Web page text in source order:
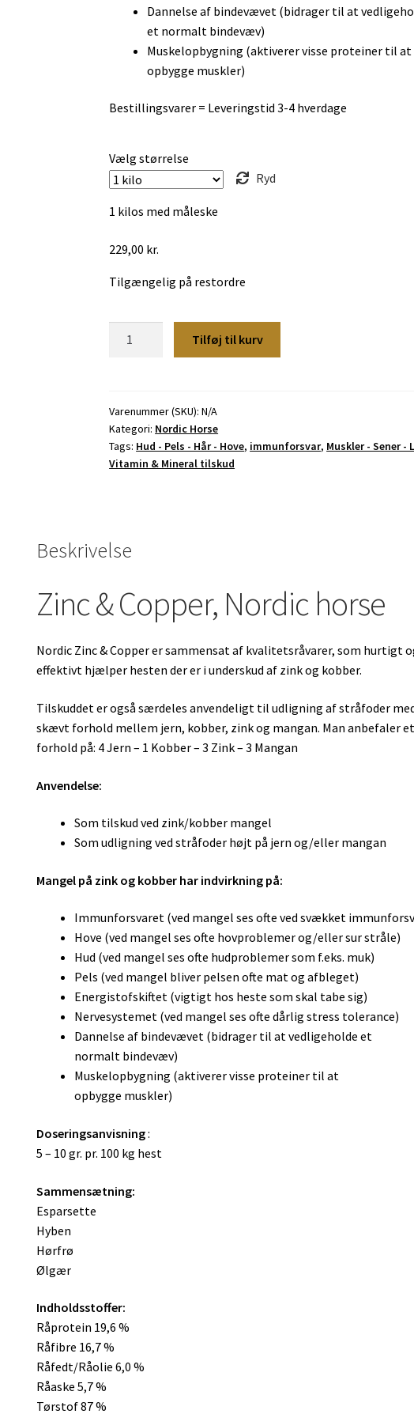
Dannelse af bindevævet (bidrager til at
et normalt bindevæv)
Muskelopbygning (aktiverer visse proteiner til at
opbygge muskler)
Bestillingsvarer = Leveringstid 3-4 hverdage
Vælg størrelse
Ryd
1 kilos med måleske
229,00 kr.
Tilgængelig på restordre
horse
antal
Tilføj til kurv
Varenummer (SKU):N/A
Kategori: Nordic Horse
Tags: Hud - Pels - Hår - Hove, immunforsvar, Muskler - Sener -
Vitamin & Mineral tilskud
Beskrivelse
Zinc & Copper, Nordic horse
Nordic Zinc & Copper er sammensat af kvalitetsråvarer, som hurtigt
effektivt hjælper hesten der er i underskud af zink og kobber.
Tilskuddet er også særdeles anvendeligt til udligning af stråfoder
skævt forhold mellem jern, kobber, zink og mangan. Man anbefaler et
forhold på: 4 Jern – 1 Kobber – 3 Zink – 3 Mangan
Anvendelse:
Som tilskud ved zink/kobber mangel
Som udligning ved stråfoder højt på jern og/eller mangan
Mangel på zink og kobber har indvirkning på:
Immunforsvaret (ved mangel ses ofte ved svækket
Hove (ved mangel ses ofte hovproblemer og/eller sur stråle)
Hud (ved mangel ses ofte hudproblemer som f.eks. muk)
Pels (ved mangel bliver pelsen ofte mat og afbleget)
Energistofskiftet (vigtigt hos heste som skal tabe sig)
Nervesystemet (ved mangel ses ofte dårlig stress tolerance)
Dannelse af bindevævet (bidrager til at vedligeholde et
normalt bindevæv)
Muskelopbygning (aktiverer visse proteiner til at
opbygge muskler)
Doseringsanvisning:
5 – 10 gr. pr. 100 kg hest
Sammensætning:
Esparsette
Hyben
Hørfrø
Ølgær
Indholdsstoffer:
Råprotein 19,6 %
Råfibre 16,7 %
Råfedt/Råolie 6,0 %
Råaske 5,7 %
Tørstof 87 %